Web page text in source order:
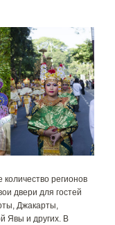
регионов
двери для гостей
Джакарты,
Явы и других. В